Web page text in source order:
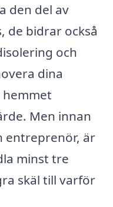
den del av
de bidrar också
och
dina
Men innan
entreprenör, är
minst tre
skäl till varför